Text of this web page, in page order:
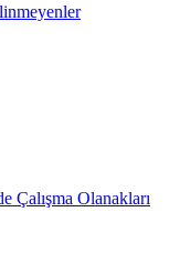
Çalışma Olanakları